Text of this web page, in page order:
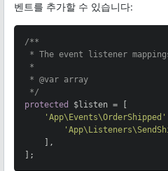
벤트를 추가할 수 있습니다:
/**
* The event listener
*
* @var array
*/
protected
$listen = [
'App\Events\OrderShipped'
    ],
];